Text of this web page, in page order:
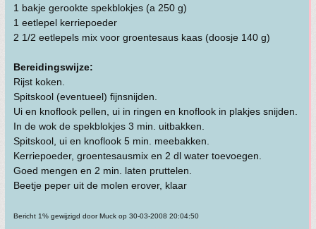
1 bakje gerookte spekblokjes (a 250 g)
1 eetlepel kerriepoeder
2 1/2 eetlepels mix voor groentesaus kaas (doosje 140 g)
Bereidingswijze:
Rijst koken.
Spitskool (eventueel) fijnsnijden.
Ui en knoflook pellen, ui in ringen en knoflook in plakjes snijden.
In de wok de spekblokjes 3 min. uitbakken.
Spitskool, ui en knoflook 5 min. meebakken.
Kerriepoeder, groentesausmix en 2 dl water toevoegen.
Goed mengen en 2 min. laten pruttelen.
Beetje peper uit de molen erover, klaar
Bericht 1% gewijzigd door Muck op 30-03-2008 20:04:50